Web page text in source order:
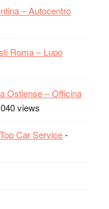
– Autocentro
Roma – Lupo
Ostiense – Officina
views
Car Service-